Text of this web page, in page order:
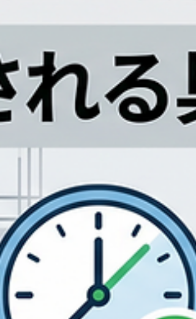
本とつまずきやすいポイント 出来形（でき
がた）管理表とは、 工事の各工程において
構造物の寸法や位置が、設計図書通りに正
く作られているかを記録・証明するための
重要な書類です。 発注者（国交省、
NEXCO、各自治体など）への提出が義務